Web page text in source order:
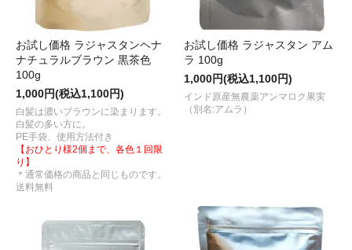
お試し価格 ラジャスタンヘナ
ナチュラルブラウン 黒茶色
100g
1,000円(税込1,100円)
白髪は濃いブラウンに染まります。
白髪の多い方に。
PE手袋、使用方法付き
【おひとり様2個まで、各色１回限
り】
＊通常価格の商品と同じものです。
送料無料
お試し価格 ラジャスタン アム
ラ 100g
1,000円(税込1,100円)
インド原産無農薬アンマロク果実
（別名:アムラ）